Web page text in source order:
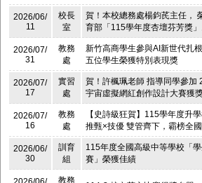
2026/06/
11
校長
室
賀！本校總務處楊鈞芪主任，
育部「115學年度杏壇芬芳獎」
2026/07/
31
教務
處
新竹高商學生參與AI新世代扎
五位學生榮獲特別表現獎
2026/07/
17
實習
處
賀！許楓珮老師 指導同學參加
宇宙虛擬網紅創作設計大賽獲
2026/07/
16
教務
處
【史詩級狂賀】115學年度升
推甄×技優 雙管齊下，霸榜全國
2026/06/
30
訓育
組
115年度全國高級中等學校「
賽」榮獲佳績
教務